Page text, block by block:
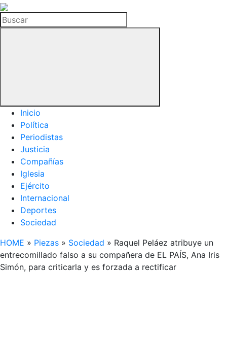
La
Hemeroteca
del
Buscar
Inicio
Política
Periodistas
Justicia
Compañías
Iglesia
Ejército
Internacional
Deportes
Sociedad
HOME » Piezas » Sociedad » Raquel Peláez atribuye un
entrecomillado falso a su compañera de EL PAÍS, Ana Iris
Simón, para criticarla y es forzada a rectificar